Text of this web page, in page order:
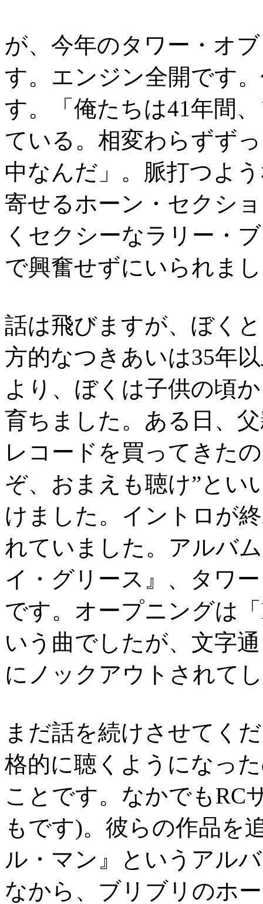
が、今年のタワー・オ
す。エンジン全開です
す。「俺たちは41年間
ている。相変わらずず
中なんだ」。脈打つよ
寄せるホーン・セクシ
くセクシーなラリー・
で興奮せずにいられま
話は飛びますが、ぼく
方的なつきあいは35年
より、ぼくは子供の頃
育ちました。ある日、
レコードを買ってきた
ぞ、おまえも聴け”とい
けました。イントロが
れていました。アルバ
イ・グリース』、タワ
です。オープニングは
いう曲でしたが、文字
にノックアウトされて
まだ話を続けさせてく
格的に聴くようになっ
ことです。なかでもRC
もです)。彼らの作品を
ル・マン』というアル
なから、ブリブリのホ